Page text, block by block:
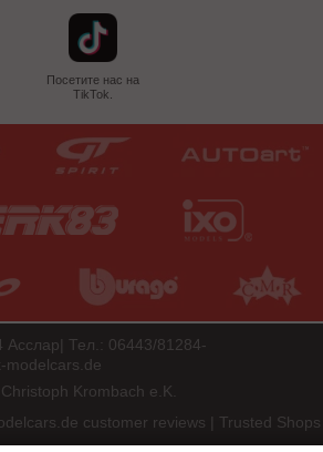
Посетите нас на
TikTok.
Асслар| Тел.: 06443/81284-
modelcars.de
Krombach e.K.
customer reviews | Trusted Shops